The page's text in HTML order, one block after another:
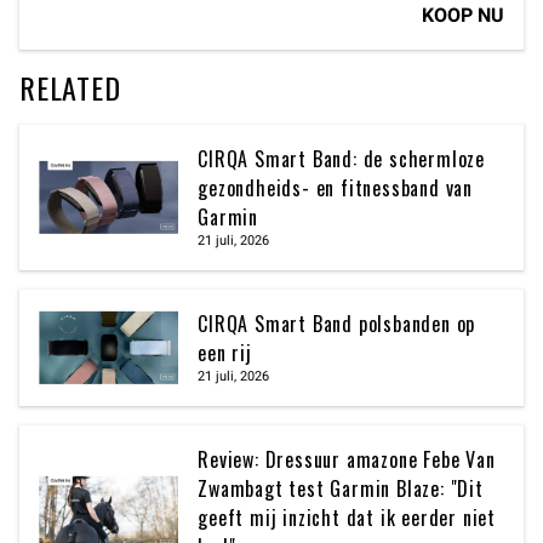
KOOP NU
RELATED
CIRQA Smart Band: de schermloze
gezondheids- en fitnessband van
Garmin
21 juli, 2026
CIRQA Smart Band polsbanden op
een rij
21 juli, 2026
Review: Dressuur amazone Febe Van
Zwambagt test Garmin Blaze: "Dit
geeft mij inzicht dat ik eerder niet